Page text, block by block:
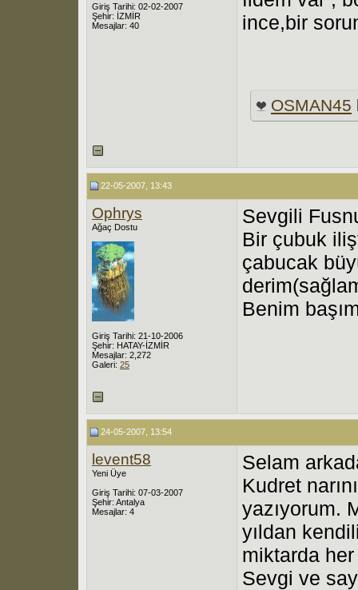
Giriş Tarihi: 02-02-2007
Şehir: İZMİR
Mesajlar: 40
ince,bir
OSMAN45
22-05-2007, 13:43
Ophrys
Ağaç Dostu
Giriş Tarihi: 21-10-2006
Şehir: HATAY-İZMİR
Mesajlar: 2,272
Galeri: 25
Sevgili
Bir çubuk
çabucak
Benim
24-05-2007, 13:54
levent58
Yeni Üye
Giriş Tarihi: 07-03-2007
Şehir: Antalya
Mesajlar: 4
Selam
Kudret
yazıyorum.
yıldan
miktarda her
Sevgi ve